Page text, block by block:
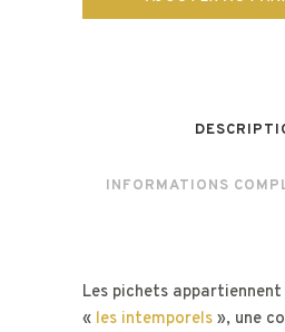
INFORMATIONS
Les pichets
« les intemporels », une